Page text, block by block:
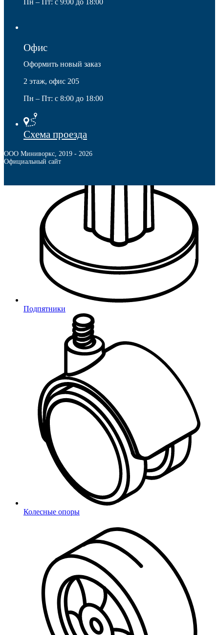
Подпятники
Колесные опоры
Пн – Пт: с 9:00 до 18:00
Офис
Оформить новый заказ
2 этаж, офис 205
Пн – Пт: с 8:00 до 18:00
Схема проезда
ООО Миниворкс, 2019 - 2026
Официальный сайт